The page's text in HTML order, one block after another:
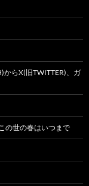
からX(旧TWITTER)、ガ
の世の春はいつまで